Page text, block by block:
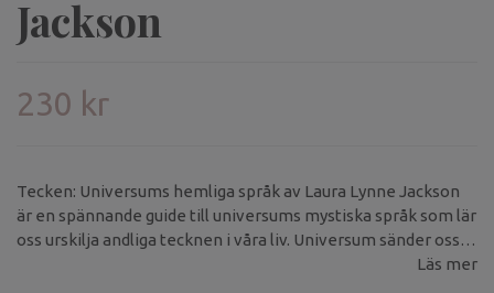
Jackson
230 kr
Tecken: Universums hemliga språk av Laura Lynne Jackson
är en spännande guide till universums mystiska språk som lär
oss urskilja andliga tecknen i våra liv. Universum sänder oss
konstant tecken och budskap för att kommunicera med och
Läs mer